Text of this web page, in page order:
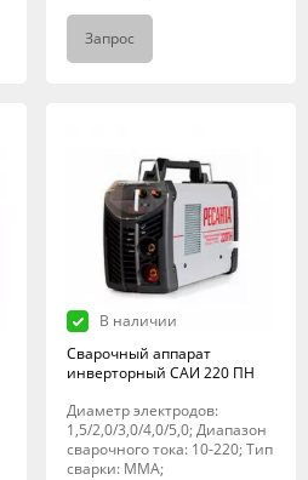
Запрос
В наличии
Сварочный аппарат
инверторный САИ 220 ПН
Диаметр электродов:
1,5/2,0/3,0/4,0/5,0; Диапазон
сварочного тока: 10-220; Тип
сварки: MMA;